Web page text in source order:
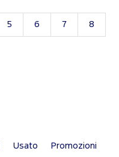
5 6 7 8
Usato Promozioni